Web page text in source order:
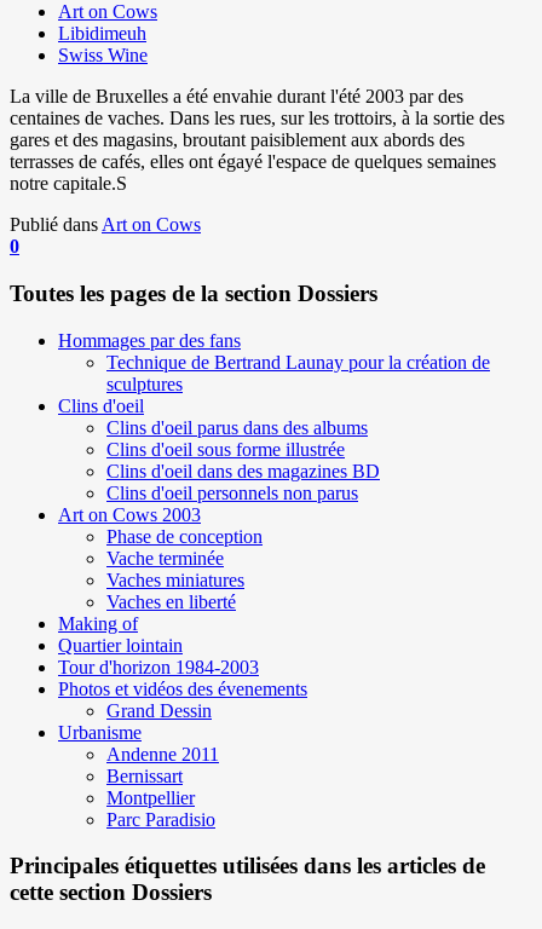
Art on Cows
Libidimeuh
Swiss Wine
La ville de Bruxelles a été envahie durant l'été 2003 par des
centaines de vaches. Dans les rues, sur les trottoirs, à la sortie des
gares et des magasins, broutant paisiblement aux abords des
terrasses de cafés, elles ont égayé l'espace de quelques semaines
notre capitale.S
Publié dans Art on Cows
0
Toutes les pages de la section Dossiers
Hommages par des fans
Technique de Bertrand Launay pour la création de
sculptures
Clins d'oeil
Clins d'oeil parus dans des albums
Clins d'oeil sous forme illustrée
Clins d'oeil dans des magazines BD
Clins d'oeil personnels non parus
Art on Cows 2003
Phase de conception
Vache terminée
Vaches miniatures
Vaches en liberté
Making of
Quartier lointain
Tour d'horizon 1984-2003
Photos et vidéos des évenements
Grand Dessin
Urbanisme
Andenne 2011
Bernissart
Montpellier
Parc Paradisio
Principales étiquettes utilisées dans les articles de
cette section Dossiers